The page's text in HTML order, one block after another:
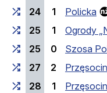
24
1
Policka
25
1
Ogrody
25
0
Szosa
27
2
28
1